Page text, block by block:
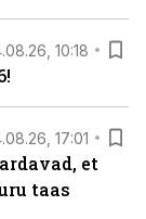
10:18
17:01
et
taas